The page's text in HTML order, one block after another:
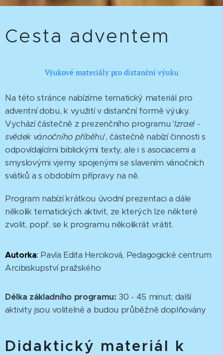
Cesta adventem
Výukové materiály pro distanční výuku
Na této stránce nabízíme tematický materiál pro
adventní dobu, k využití v distanční formě výuky.
Vychází částečně z prezenčního programu 'Izrael -
svědek vánočního příběhu', částečně nabízí činnosti s
odpovídajícími biblickými texty, ale i s asociacemi a
smyslovými vjemy spojenými se slavením vánočních
svátků a s obdobím přípravy na ně.
Program nabízí krátkou úvodní prezentaci a dále
několik tematických aktivit, ze kterých lze některé
zvolit, popř. se k programu několikrát vrátit.
Autorka: Pavla Edita Herciková, Pedagogické centrum
Arcibiskupství pražského
Délka základního programu: 30 - 45 minut; další
aktivity jsou volitelné a budou průběžně doplňovány
Didaktický materiál k